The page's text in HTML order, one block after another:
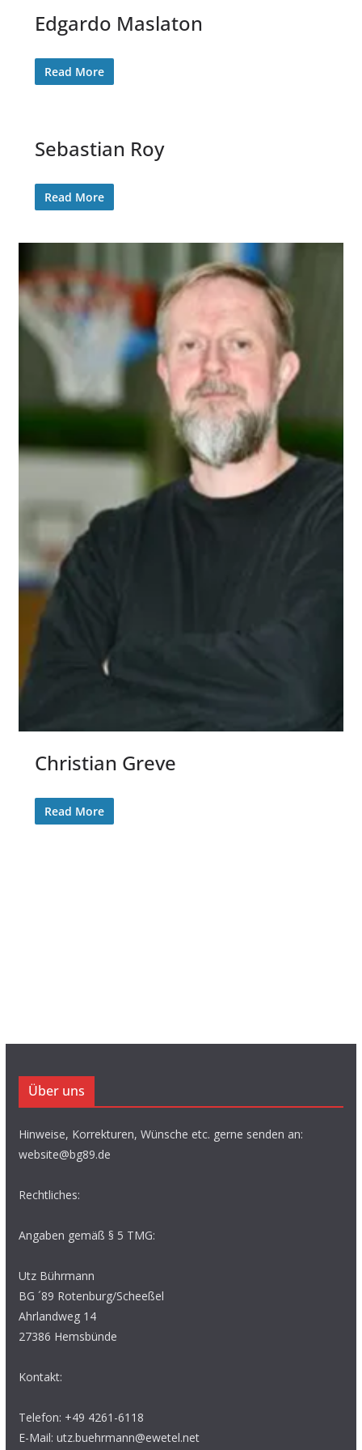
Edgardo Maslaton
Read More
Sebastian Roy
Read More
Christian Greve
Read More
Über uns
Hinweise, Korrekturen, Wünsche etc. gerne senden an:
website@bg89.de
Rechtliches:
Angaben gemäß § 5 TMG:
Utz Bührmann
BG ´89 Rotenburg/Scheeßel
Ahrlandweg 14
27386 Hemsbünde
Kontakt:
Telefon: +49 4261-6118
E-Mail: utz.buehrmann@ewetel.net